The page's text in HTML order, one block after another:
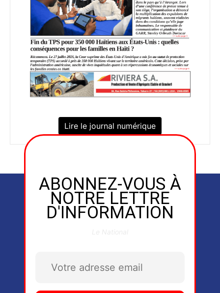
Lire le journal numérique
ABONNEZ-VOUS À
NOTRE LETTRE
D'INFORMATION